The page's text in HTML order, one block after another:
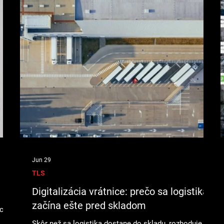
Digitalizácia vrátnice: prečo sa logistika
začína ešte pred skladom
TLS
Jun 29